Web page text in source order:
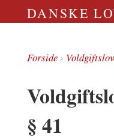
DANSKE
Forside›
§ 41